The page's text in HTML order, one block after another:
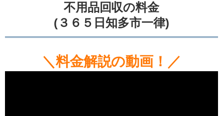
不用品回収の料金
(３６５日知多市一律)
＼料金解説の動画！／